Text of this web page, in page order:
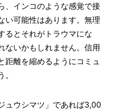
、インコのような感覚で接
い可能性はあります。無理
るとそれがトラウマにな
ないかもしれません。信用
距離を縮めるようにコミュ
ュウシマツ」であれば3,00